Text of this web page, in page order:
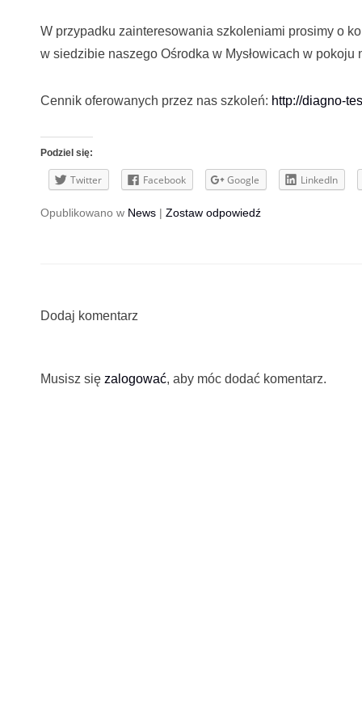
W przypadku zainteresowania szkoleniami prosimy o
w siedzibie naszego Ośrodka w Mysłowicach w pokoju
Cennik oferowanych przez nas szkoleń: http://diagno-
Podziel się:
Twitter Facebook Google LinkedIn
Opublikowano w News | Zostaw odpowiedź
Dodaj komentarz
Musisz się zalogować, aby móc dodać komentarz.